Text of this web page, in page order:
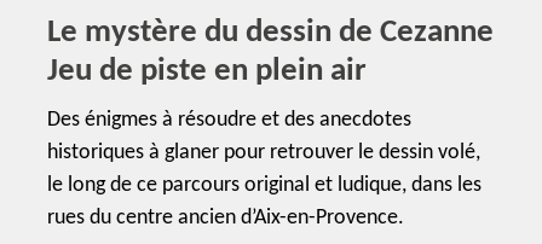
Le mystère du dessin de Cezanne
Jeu de piste en plein air
Des énigmes à résoudre et des anecdotes
historiques à glaner pour retrouver le dessin volé,
le long de ce parcours original et ludique, dans les
rues du centre ancien d’Aix-en-Provence.